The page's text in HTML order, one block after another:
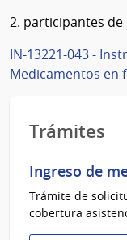
2. participantes de
IN-13221-043 -
Medicamentos en
Trámites
Ingreso de
Trámite de
cobertura